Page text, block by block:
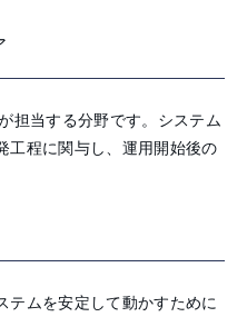
担当する分野です。システム
工程に関与し、運用開始後の
テムを安定して動かすために